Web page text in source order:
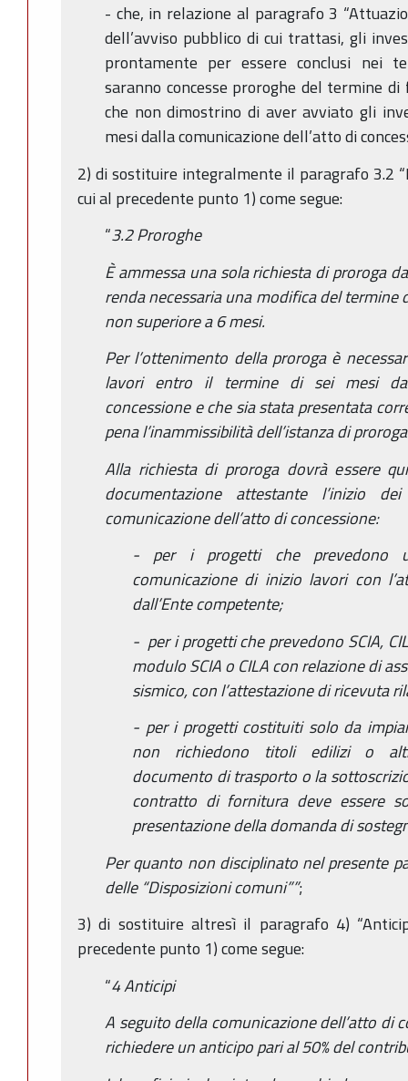
- che, in relazione al paragrafo 3
dell’avviso pubblico di cui trattasi, gli
prontamente per essere conclusi nei
saranno concesse proroghe del termine
che non dimostrino di aver avviato gli
mesi dalla comunicazione dell’atto di
2) di sostituire integralmente il paragrafo 3.2
cui al precedente punto 1) come segue:
“3.2 Proroghe
È ammessa una sola richiesta di proroga
renda necessaria una modifica del termine
non superiore a 6 mesi.
Per l’ottenimento della proroga è
lavori entro il termine di sei mesi
concessione e che sia stata presentata
pena l’inammissibilità dell’istanza di
Alla richiesta di proroga dovrà essere
documentazione attestante l’inizio
comunicazione dell’atto di concessione:
- per i progetti che prevedono
comunicazione di inizio lavori con
dall’Ente competente;
- per i progetti che prevedono SCIA,
modulo SCIA o CILA con relazione di
sismico, con l’attestazione di ricevuta
- per i progetti costituiti solo da
non richiedono titoli edilizi o
documento di trasporto o la
contratto di fornitura deve essere
presentazione della domanda di
Per quanto non disciplinato nel presente
delle “Disposizioni comuni””;
3) di sostituire altresì il paragrafo 4)
precedente punto 1) come segue:
“4 Anticipi
A seguito della comunicazione dell’atto di
richiedere un anticipo pari al 50% del